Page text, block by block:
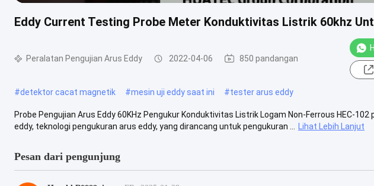
Eddy Current Testing Probe Meter Konduktivitas Listrik 60khz
Peralatan Pengujian Arus Eddy 2022-04-06 850 pandangan
#detektor cacat magnetik #mesin uji eddy saat ini #tester arus eddy
Probe Pengujian Arus Eddy 60KHz Pengukur Konduktivitas Listrik Logam Non-Ferrous HEC-
eddy, teknologi pengukuran arus eddy, yang dirancang untuk pengukuran ...
Lihat Lebih Lanjut
Pesan dari pengunjung